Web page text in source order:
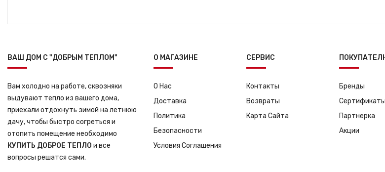
ВАШ ДОМ С "ДОБРЫМ ТЕПЛОМ"
Вам холодно на работе, сквозняки
выдувают тепло из вашего дома,
приехали отдохнуть зимой на летнюю
дачу, чтобы быстро согреться и
отопить помещение необходимо
КУПИТЬ ДОБРОЕ ТЕПЛО и все
вопросы решатся сами.
О МАГАЗИНЕ
О Нас
Доставка
Политика
Безопасности
Условия Соглашения
СЕРВИС
Контакты
Возвраты
Карта Сайта
Бренды
Сертификаты
Партнерка
Акции